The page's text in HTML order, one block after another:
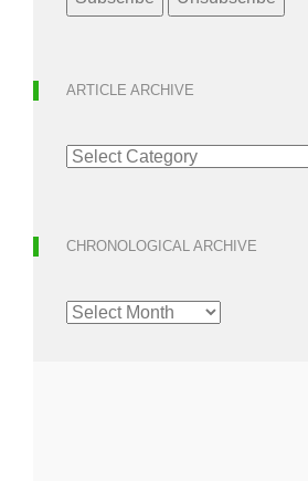
ARTICLE ARCHIVE
ARTICLE
ARCHIVE
CHRONOLOGICAL ARCHIVE
CHRONOLOGICAL
ARCHIVE